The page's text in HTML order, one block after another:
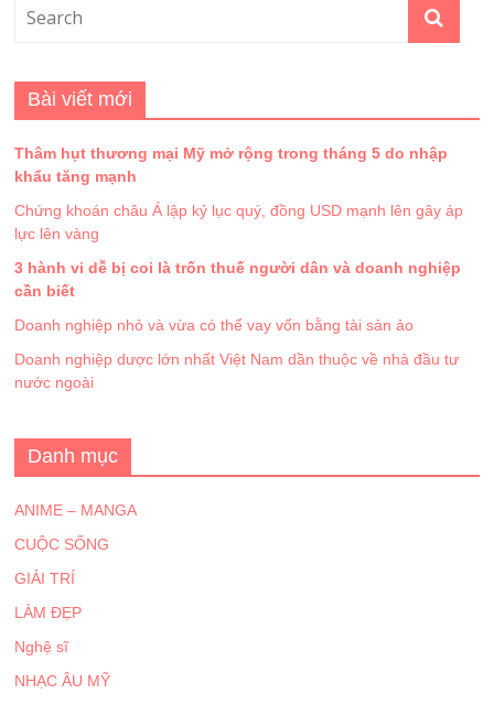
Bài viết mới
Thâm hụt thương mại Mỹ mở rộng trong tháng 5 do nhập
khẩu tăng mạnh
Chứng khoán châu Á lập kỷ lục quý, đồng USD mạnh lên gây áp
lực lên vàng
3 hành vi dễ bị coi là trốn thuế người dân và doanh nghiệp
cần biết
Doanh nghiệp nhỏ và vừa có thể vay vốn bằng tài sản ảo
Doanh nghiệp dược lớn nhất Việt Nam dần thuộc về nhà đầu tư
nước ngoài
Danh mục
ANIME – MANGA
CUỘC SỐNG
GIẢI TRÍ
LÀM ĐẸP
Nghệ sĩ
NHẠC ÂU MỸ